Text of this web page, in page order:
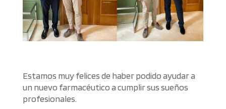
Estamos muy felices de haber podido ayudar a
un nuevo farmacéutico a cumplir sus sueños
profesionales.